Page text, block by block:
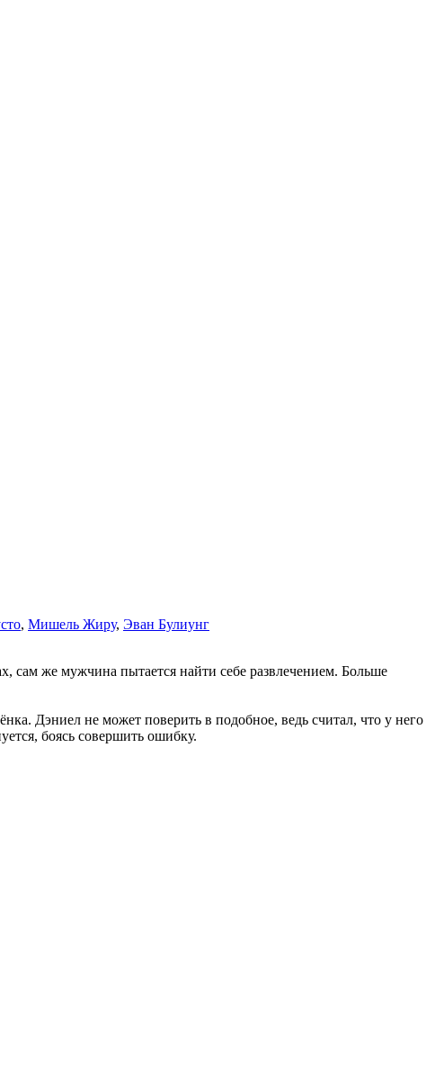
, Мишель Жиру, Эван Булиунг
сам же мужчина пытается найти себе развлечением. Больше
Дэниел не может поверить в подобное, ведь считал, что у него
боясь совершить ошибку.